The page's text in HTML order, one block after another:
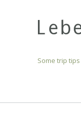
Some trip